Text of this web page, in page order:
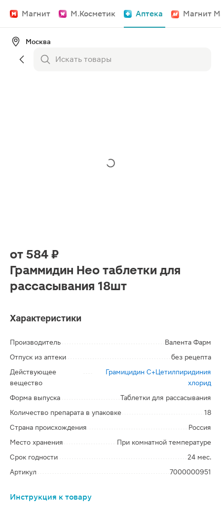
Магнит М.Косметик Аптека Магнит
Москва
от 584 ₽
Граммидин Нео таблетки для
рассасывания 18шт
Характеристики
Производитель
Валента Фарм
Отпуск из аптеки
без рецепта
Действующее
вещество
Грамицидин С+Цетилпиридиния
хлорид
Форма выпуска
Таблетки для рассасывания
Количество препарата в упаковке
18
Страна происхождения
Россия
Место хранения
При комнатной температуре
Срок годности
24 мес.
Артикул
7000000951
Инструкция к товару